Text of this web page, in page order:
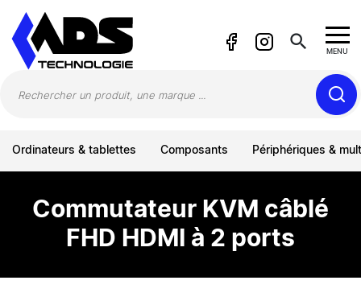
search MENU
Ordinateurs & tablettes Composants Périphériques &
Commutateur KVM câblé
FHD HDMI à 2 ports